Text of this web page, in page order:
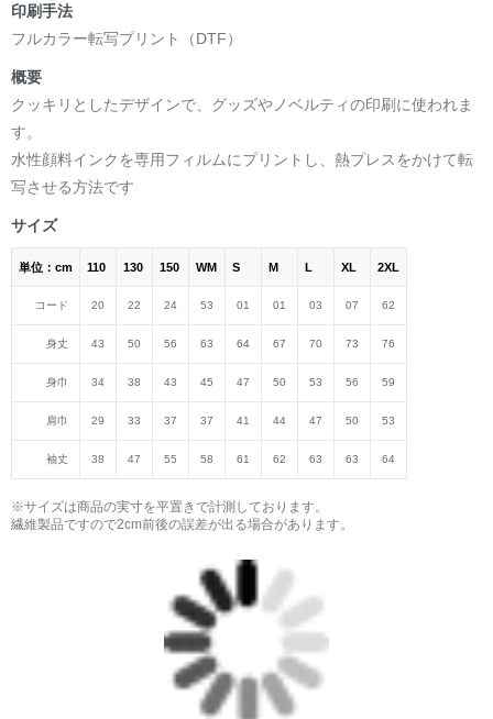
印刷手法
フルカラー転写プリント（DTF）
概要
クッキリとしたデザインで、グッズやノベルティの印刷に使われま
す。
水性顔料インクを専用フィルムにプリントし、熱プレスをかけて転
写させる方法です
サイズ
単位：cm 110 130 150 WM S M L XL 2XL
コード 20 22 24 53 01 01 03 07 62
身丈 43 50 56 63 64 67 70 73 76
身巾 34 38 43 45 47 50 53 56 59
肩巾 29 33 37 37 41 44 47 50 53
袖丈 38 47 55 58 61 62 63 63 64
※サイズは商品の実寸を平置きで計測しております。
繊維製品ですので2cm前後の誤差が出る場合があります。